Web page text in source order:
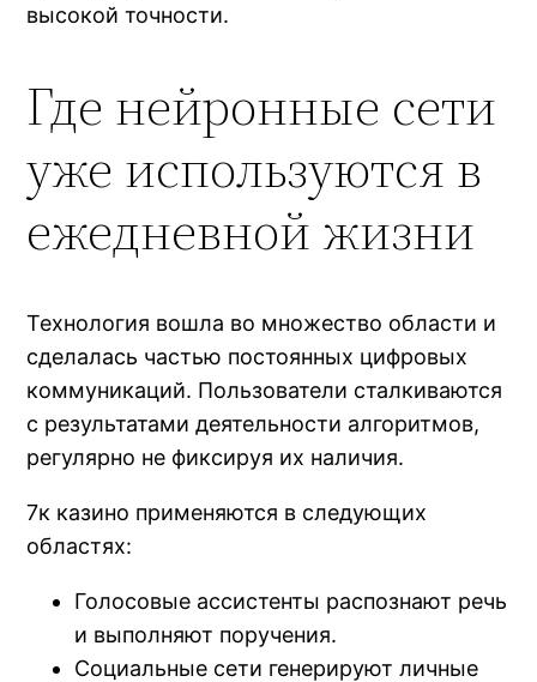
высокой точности.
Где нейронные сети
уже используются в
ежедневной жизни
Технология вошла во множество области и
сделалась частью постоянных цифровых
коммуникаций. Пользователи сталкиваются
с результатами деятельности алгоритмов,
регулярно не фиксируя их наличия.
7к казино применяются в следующих
областях:
Голосовые ассистенты распознают речь
и выполняют поручения.
Социальные сети генерируют личные